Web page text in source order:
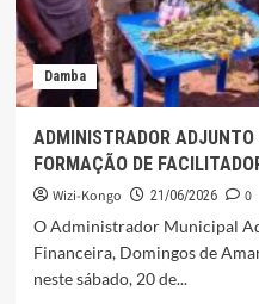
INTERNACIONAL
Damba
ADMINISTRADOR ADJUNTO
FORMAÇÃO DE
Wizi-Kongo 21/06/2026
0
O Administrador Municipal
Financeira, Domingos de
neste sábado, 20 de...